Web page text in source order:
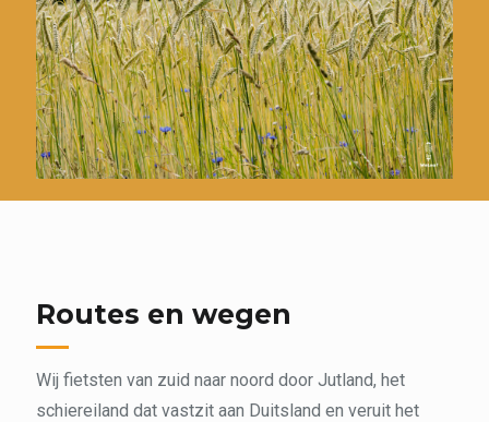
Routes en wegen
Wij fietsten van zuid naar noord door Jutland, het
schiereiland dat vastzit aan Duitsland en veruit het